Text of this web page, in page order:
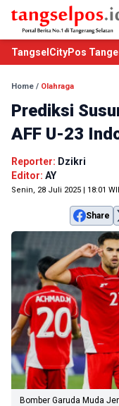
TangselCityPos
Home / Olahraga
Prediksi
AFF U-23
Reporter: Dzikri
Editor: AY
Senin, 28 Juli 2025 | 18:01
Share
Bomber Garuda Muda